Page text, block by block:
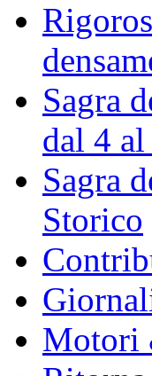
Sagra
dal 4 al
Sagra
Storico
Motori